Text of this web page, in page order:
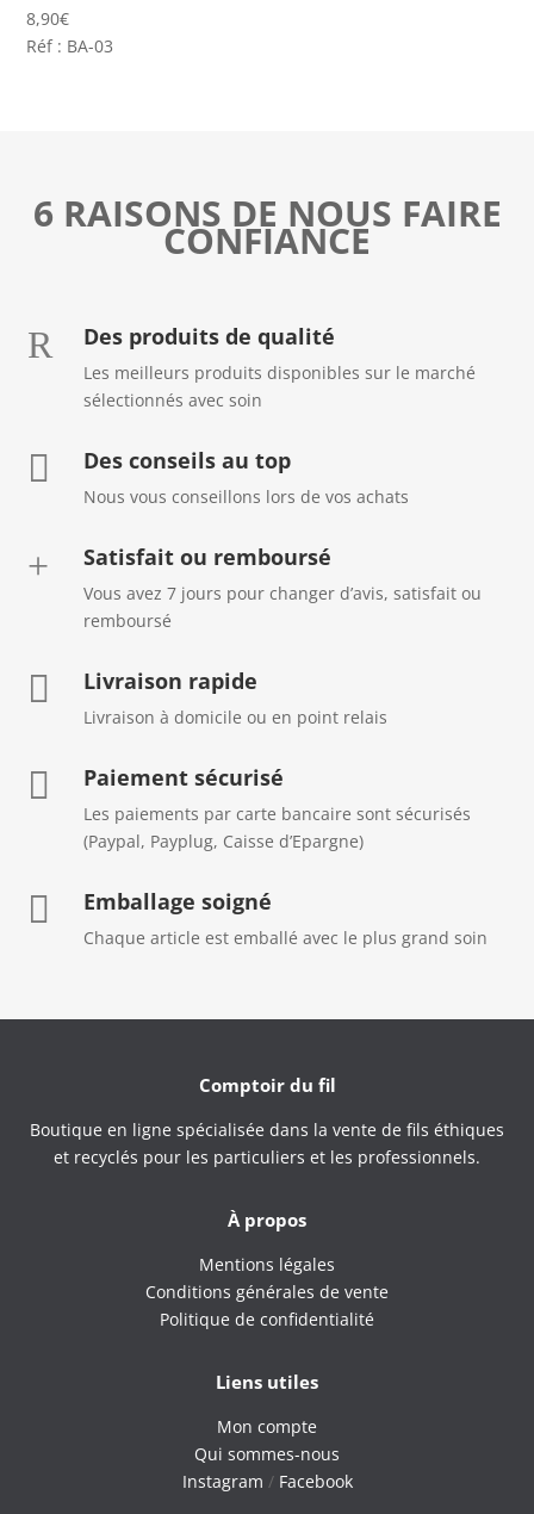
8,90€
Réf : BA-03
6 RAISONS DE NOUS FAIRE
CONFIANCE
R Des produits de qualité
Les meilleurs produits disponibles sur le marché
sélectionnés avec soin
 Des conseils au top
Nous vous conseillons lors de vos achats
+ Satisfait ou remboursé
Vous avez 7 jours pour changer d’avis, satisfait ou
remboursé
 Livraison rapide
Livraison à domicile ou en point relais
 Paiement sécurisé
Les paiements par carte bancaire sont sécurisés
(Paypal, Payplug, Caisse d’Epargne)
 Emballage soigné
Chaque article est emballé avec le plus grand soin
Comptoir du fil
Boutique en ligne spécialisée dans la vente de fils éthiques
et recyclés pour les particuliers et les professionnels.
À propos
Mentions légales
Conditions générales de vente
Politique de confidentialité
Liens utiles
Mon compte
Qui sommes-nous
Instagram / Facebook